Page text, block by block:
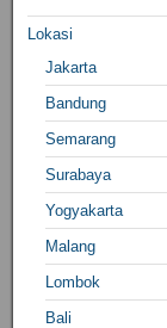
Lokasi
Jakarta
Bandung
Semarang
Surabaya
Yogyakarta
Malang
Lombok
Bali